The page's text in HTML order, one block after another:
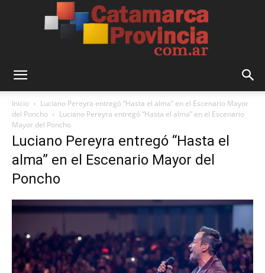
Provincia
Inicio
Luciano Pereyra entregó “Hasta el alma” en el Escenario Mayor
del Poncho
Luciano Pereyra entregó “Hasta el alma” en el Escenario
Mayor del Poncho
Luciano Pereyra entregó “Hasta el
alma” en el Escenario Mayor del
Poncho